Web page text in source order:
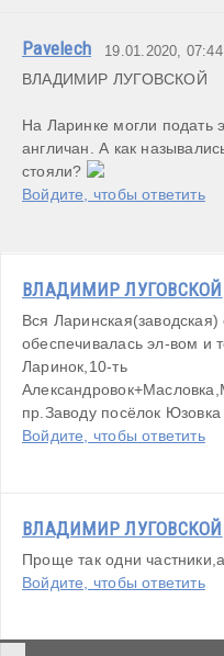
Pavelech 19.01.2020, 07:44
ВЛАДИМИР ЛУГОВСКОЙ
На Ларинке могли подать
англичан. А как
стояли?
Войдите, чтобы ответить
ВЛАДИМИР ЛУГОВСКОЙ
Вся
обеспечивалась эл-вом и
Ларинок,10-ть
пр.Заводу посёлок
Войдите, чтобы ответить
ВЛАДИМИР ЛУГОВСКОЙ
Проще так одни
Войдите, чтобы ответить